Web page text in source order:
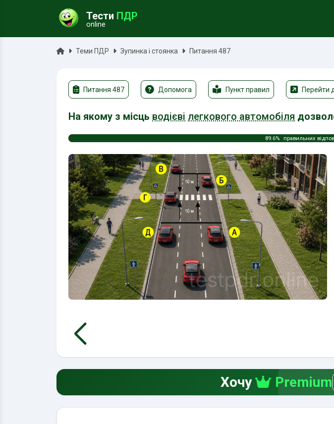
Тести ПДР
online
ГоловнаТеми ПДР Зупинка і стоянка Питання 487
Питання 487 Допомога Пункт правил Перейти
На якому з місць водієві легкового автомобіля
89.6% правильних
Хочу Premium